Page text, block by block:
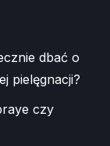
dbać o
pielęgnacji?
czy